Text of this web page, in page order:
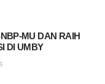
MU DAN RAIH
DI UMBY